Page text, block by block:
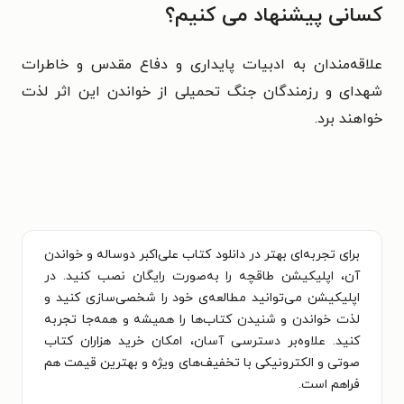
کسانی پیشنهاد می کنیم؟
علاقه‌مندان به ادبیات پایداری و دفاع مقدس و خاطرات
شهدای و رزمندگان جنگ تحمیلی از خواندن این اثر لذت
خواهند برد.
برای تجربه‌ای بهتر در دانلود کتاب علی‌اکبر دوساله و خواندن
آن، اپلیکیشن طاقچه را به‌صورت رایگان نصب کنید. در
اپلیکیشن می‌توانید مطالعه‌ی خود را شخصی‌سازی کنید و
لذت خواندن و شنیدن کتاب‌ها را همیشه و همه‌جا تجربه
کنید. علاوه‌بر دسترسی آسان، امکان خرید هزاران کتاب
صوتی و الکترونیکی با تخفیف‌های ویژه و بهترین قیمت هم
فراهم است.